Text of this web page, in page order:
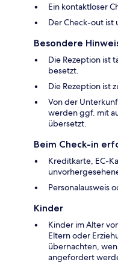
Ein kontaktloser
Der Check-out ist
Besondere
Die Rezeption ist
besetzt.
Die Rezeption ist
Von der
werden ggf. mit
übersetzt.
Beim Check-in
Kreditkarte, EC-
Personalausweis
Kinder
Kinder im Alter
Eltern oder
übernachten,
angefordert